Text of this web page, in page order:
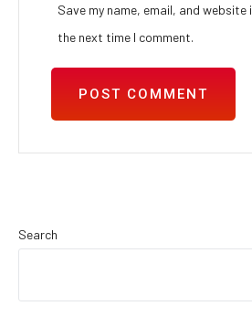
Save my name, email, and
the next time I comment.
Search